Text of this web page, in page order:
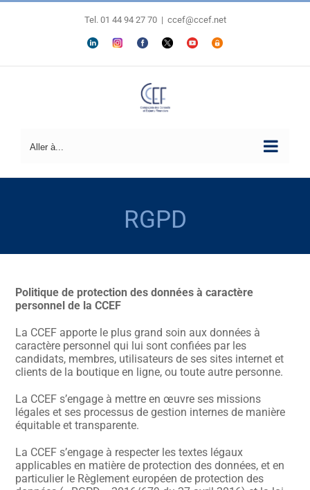
Passer
Tel. 01 44 94 27 70 | ccef@ccef.net
LINKEDIN
Personnaliser
FACEBOOK
X YOUTUBE
ESPACE
Aller à...
RGPD
Politique de protection des données à caractère
personnel de la CCEF
La CCEF apporte le plus grand soin aux données à
caractère personnel qui lui sont confiées par les
candidats, membres, utilisateurs de ses sites internet et
clients de la boutique en ligne, ou toute autre personne.
La CCEF s’engage à mettre en œuvre ses missions
légales et ses processus de gestion internes de manière
équitable et transparente.
La CCEF s’engage à respecter les textes légaux
applicables en matière de protection des données, et en
particulier le Règlement européen de protection des